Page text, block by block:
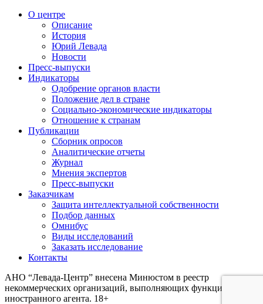
О центре
Описание
История
Юрий Левада
Новости
Пресс-выпуски
Индикаторы
Одобрение органов власти
Положение дел в стране
Социально-экономические индикаторы
Отношение к странам
Публикации
Сборник опросов
Аналитические отчеты
Журнал
Мнения экспертов
Пресс-выпуски
Заказчикам
Защита интеллектуальной собственности
Подбор данных
Омнибус
Виды исследований
Заказать исследование
Контакты
АНО “Левада-Центр” внесена Минюстом в реестр
некоммерческих организаций, выполняющих функции
иностранного агента. 18+